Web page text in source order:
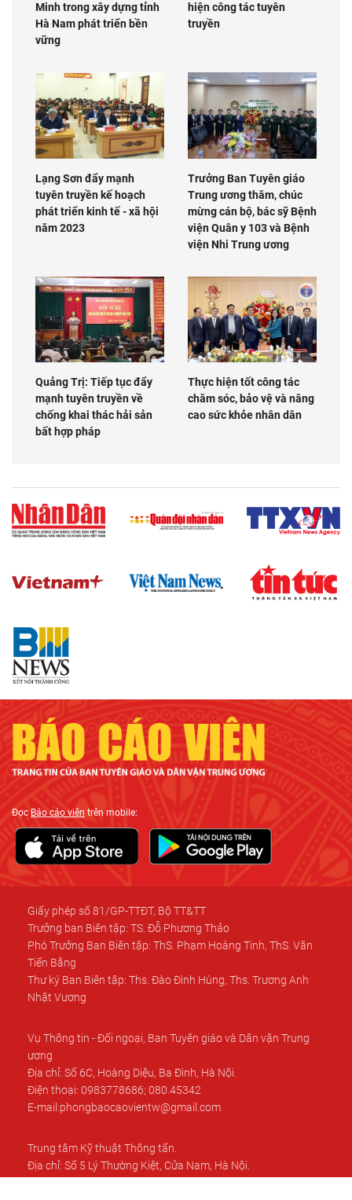
Minh trong xây dựng tỉnh
Hà Nam phát triển bền
vững
hiện công tác tuyên
truyền
Lạng Sơn đẩy mạnh
tuyên truyền kế hoạch
phát triển kinh tế - xã hội
năm 2023
Trưởng Ban Tuyên giáo
Trung ương thăm, chúc
mừng cán bộ, bác sỹ Bệnh
viện Quân y 103 và Bệnh
viện Nhi Trung ương
Quảng Trị: Tiếp tục đẩy
mạnh tuyên truyền về
chống khai thác hải sản
bất hợp pháp
Thực hiện tốt công tác
chăm sóc, bảo vệ và nâng
cao sức khỏe nhân dân
ĐọcBáo cáo viên trên mobile:
Giấy phép số 81/GP-TTĐT, Bộ TT&TT
Trưởng ban Biên tập: TS. Đỗ Phương Thảo
Phó Trưởng Ban Biên tập: ThS. Phạm Hoàng Tinh, ThS. Văn
Tiến Bằng
Thư ký Ban Biên tập: Ths. Đào Đình Hùng, Ths. Trương Anh
Nhật Vương
Vụ Thông tin - Đối ngoại, Ban Tuyên giáo và Dân vận Trung
ương
Địa chỉ: Số 6C, Hoàng Diệu, Ba Đình, Hà Nội.
Điện thoại: 0983778686; 080.45342
E-mail:phongbaocaovientw@gmail.com
Trung tâm Kỹ thuật Thông tấn.
Địa chỉ: Số 5 Lý Thường Kiệt, Cửa Nam, Hà Nội.